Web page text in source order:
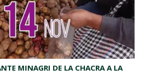
MINAGRI DE LA CHACRA A LA